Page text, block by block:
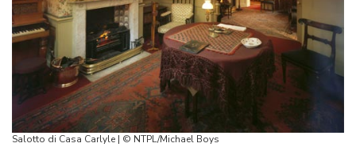
Salotto di Casa Carlyle | © NTPL/Michael Boys